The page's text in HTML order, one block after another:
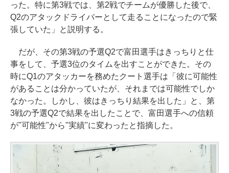
った。特に第3戦では、第2戦でチームが優勝した後で、
Q2のアタックドライバーとして走ることになったので緊
張していた」と説明する。
だが、その第3戦の予選Q2で富田選手はきっちりと仕
事をして、予選3位のタイムを出すことができた。その
時にQ1のアタッカーを務めたクート選手は「彼に可能性
があることは分かっていたが、それまでは可能性でしか
なかった。しかし、彼はきっちり結果を出した」と、第
3戦の予選Q2で結果を出したことで、富田選手への信頼
が"可能性"から"実績"に変わったと指摘した。